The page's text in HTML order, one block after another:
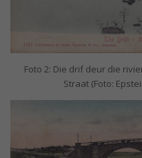
Foto 2: Die drif deur die
Straat (Foto: